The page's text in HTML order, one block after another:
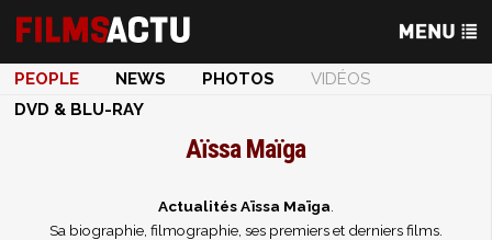
PEOPLE NEWS PHOTOS
VIDÉOS
DVD & BLU-RAY
Aïssa Maïga
Actualités Aïssa Maïga
Sa biographie, filmographie, ses premiers et derniers films.